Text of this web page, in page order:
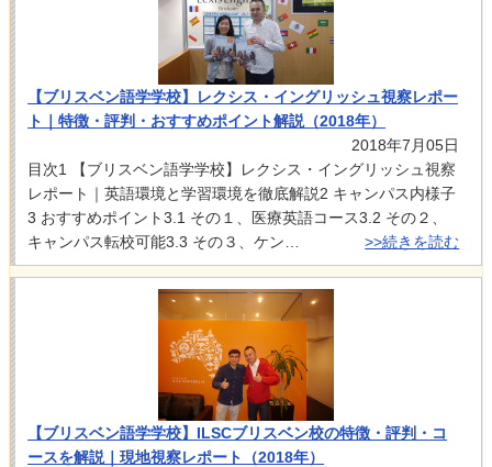
【ブリスベン語学学校】レクシス・イングリッシュ視察レポー
ト｜特徴・評判・おすすめポイント解説（2018年）
2018年7月05日
目次1 【ブリスベン語学学校】レクシス・イングリッシュ視察
レポート｜英語環境と学習環境を徹底解説2 キャンパス内様子
3 おすすめポイント3.1 その１、医療英語コース3.2 その２、
キャンパス転校可能3.3 その３、ケン…
>>続きを読む
【ブリスベン語学学校】ILSCブリスベン校の特徴・評判・コ
ースを解説｜現地視察レポート（2018年）